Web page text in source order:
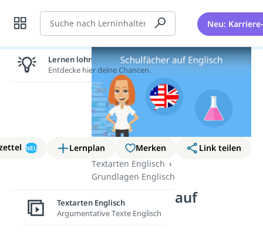
Suche Neu:
NEU Lernplan Merken
Link teilen
Textarten Englisch
Grundlagen Englisch
Schulfächer auf
Englisch
Lernen lohnt sich!
Entdecke hier deine Chancen.
Textarten Englisch
Argumentative Texte Englisch